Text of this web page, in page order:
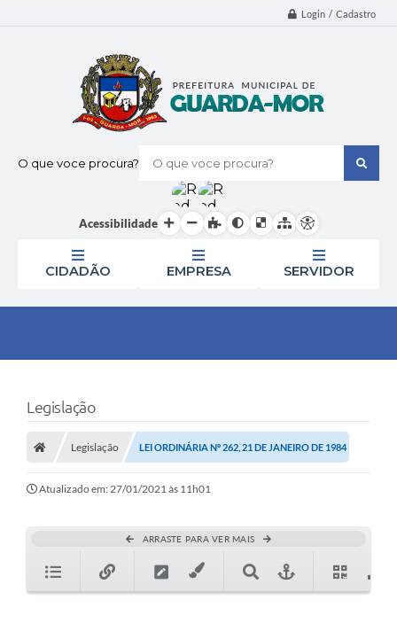
Login / Cadastro
O que voce procura?
Acessibilidade
CIDADÃO EMPRESA SERVIDOR
Legislação
Legislação LEI ORDINÁRIA Nº 262, 21 DE JANEIRO DE 1984
Atualizado em: 27/01/2021 às 11h01
ARRASTE PARA VER MAIS